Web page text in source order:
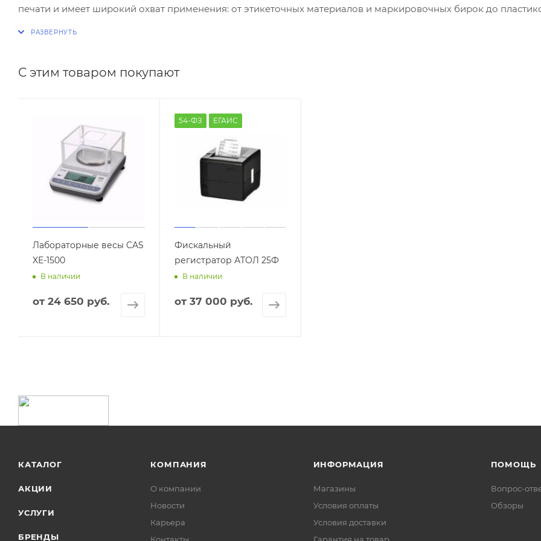
печати и имеет широкий охват применения: от этикеточных материалов и маркировочных бирок до
С этим товаром покупают
Лабораторные весы CAS
XE-1500
В наличии
от 24 650 руб.
54-ФЗ ЕГАИС
Фискальный
регистратор АТОЛ 25Ф
В наличии
от 37 000 руб.
КАТАЛОГ
АКЦИИ
УСЛУГИ
БРЕНДЫ
КОМПАНИЯ
О компании
Новости
Карьера
ИНФОРМАЦИЯ
Магазины
Условия оплаты
Условия доставки
ПОМОЩЬ
Вопрос-
Обзоры